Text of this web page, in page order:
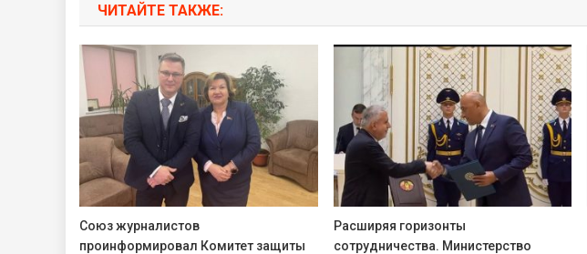
ЧИТАЙТЕ ТАКЖЕ:
Союз журналистов
проинформировал Комитет защиты
Расширяя горизонты
сотрудничества. Министерство